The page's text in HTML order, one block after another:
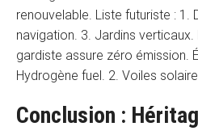
renouvelable. Liste futuriste : 1.
navigation. 3. Jardins verticaux.
gardiste assure zéro émission.
Hydrogène fuel. 2. Voiles
Conclusion :